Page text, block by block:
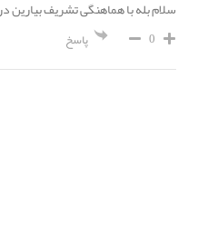
سلام بله با هماهنگی تشریف
0 پاسخ